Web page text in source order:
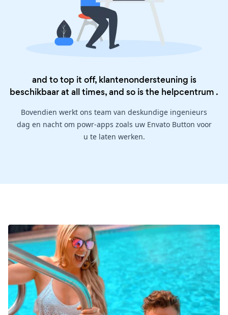
and to top it off, klantenondersteuning is
beschikbaar at all times, and so is the helpcentrum .
Bovendien werkt ons team van deskundige ingenieurs
dag en nacht om powr-apps zoals uw Envato Button voor
u te laten werken.